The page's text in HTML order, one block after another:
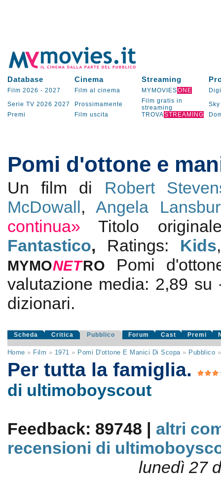
Database Cinema Streaming
Film 2026 - 2027 Film al cinema MYMOVIESONE
Serie TV 2026 2027 Prossimamente
Film gratis in
streaming
Sky
Premi
Film uscita TROVASTREAMING
Pomi d'ottone e
Un film di Robert
McDowall,Angela
continua»
Titolo
Fantastico, Ratings: Kids
MYMONETRO
Pomi
valutazione media: 2,89 su
dizionari.
Scheda Critica Pubblico Forum Cast Premi
Home » Film » 1971 » Pomi D'ottone E Manici Di Scopa» Pubblico
Per tutta la famiglia.
di ultimoboyscout
Feedback: 89748 | altri
recensioni di
lunedì 27